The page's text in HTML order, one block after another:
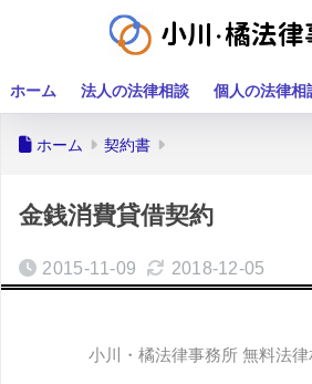
ホーム 法人の法律相談 個人の法律相
ホーム 契約書
金銭消費貸借契約
2015-11-09 2018-12-05
小川・橘法律事務所 無料法